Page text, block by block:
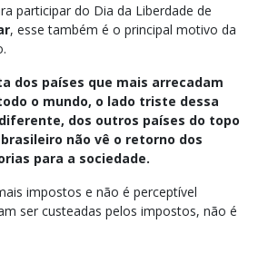
participar do Dia da Liberdade de
, esse também é o principal motivo da
dos países que mais arrecadam
o mundo, o lado triste dessa
dos outros países do topo
não vê o retorno dos
para a sociedade.
impostos e não é perceptível
ser custeadas pelos impostos, não é